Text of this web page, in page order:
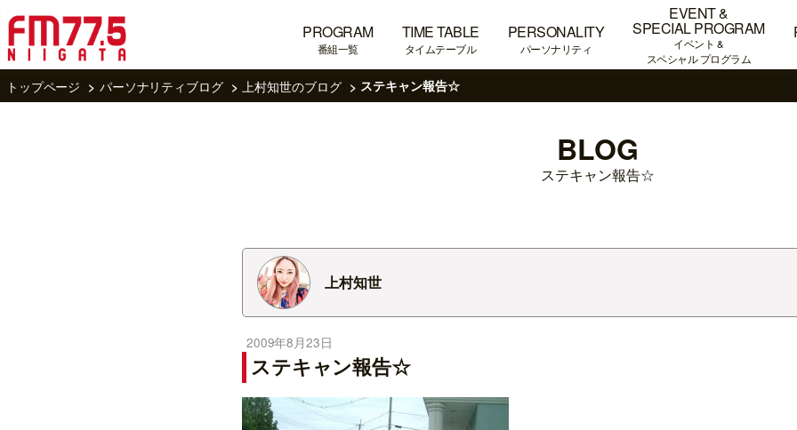
PROGRAM
番組一覧
TIME TABLE
タイムテーブル
PERSONALITY
パーソナリティ
EVENT &
SPECIAL PROGRAM
イベント &
スペシャル プログラム
トップページ
パーソナリティブログ 上村知世のブログ ステキャン報告☆
BLOG
ステキャン報告☆
上村知世
2009年8月23日
ステキャン報告☆